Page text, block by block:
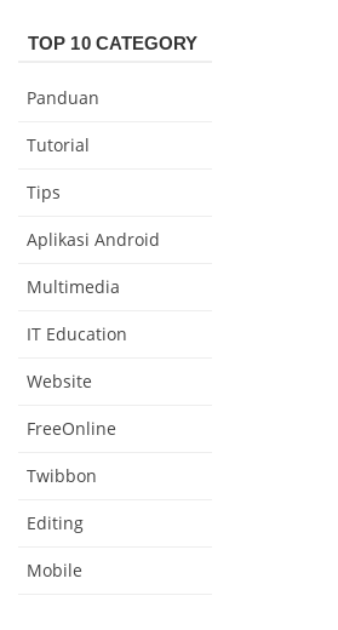
TOP 10 CATEGORY
Panduan
Tutorial
Tips
Aplikasi Android
Multimedia
IT Education
Website
FreeOnline
Twibbon
Editing
Mobile